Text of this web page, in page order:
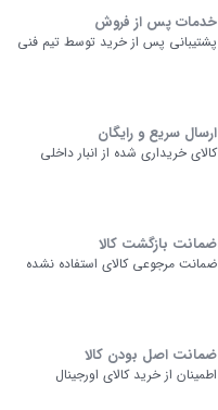
خدمات پس از فروش
پشتیبانی پس از خرید توسط تیم فنی
ارسال سریع و رایگان
کالای خریداری شده از انبار داخلی
ضمانت بازگشت کالا
ضمانت مرجوعی کالای استفاده نشده
ضمانت اصل بودن کالا
اطمینان از خرید کالای اورجینال